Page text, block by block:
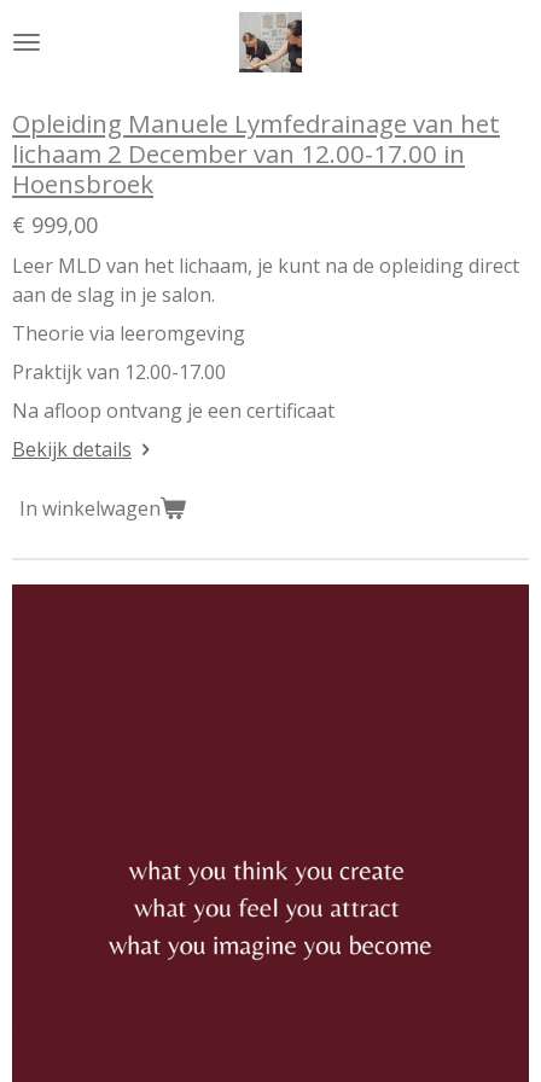
direct
de
hoofdinhoud
Opleiding Manuele Lymfedrainage van het
lichaam 2 December van 12.00-17.00 in
Hoensbroek
€ 999,00
Leer MLD van het lichaam, je kunt na de opleiding direct
aan de slag in je salon.
Theorie via leeromgeving
Praktijk van 12.00-17.00
Na afloop ontvang je een certificaat
Bekijk details
In winkelwagen